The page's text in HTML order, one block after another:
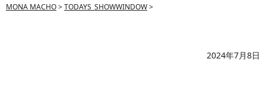
MONA MACHO>TODAYS_SHOWWINDOW>
2024年7月8日